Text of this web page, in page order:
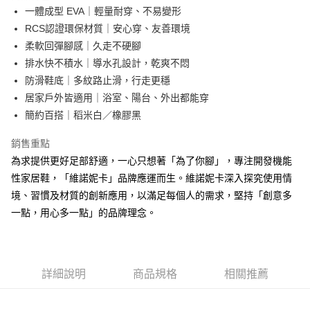
Apple Pay
街口支付
悠遊付
Google Pay
AFTEE先享後付
【關於「AFTEE先享後付」】
AFTEE先享後付是「在收到商品之後才付款」的支付方式。 讓您購物簡單
便利好安心！
１．簡單：不需註冊會員、不需綁卡、不需儲值。
２．便利：只要手機號碼，簡訊認證，即可結帳。
２．訂單成立數日內，您將收到繳費通知簡訊。
３．收到繳費通知簡訊後14天內，點擊此簡訊中的連結，可透過四大超商／
全家取貨付款
每筆NT$80，滿NT$490(含以上)免運費
一體成型 EVA｜輕量耐穿、不易變形
RCS認證環保材質｜安心穿、友善環境
柔軟回彈腳感｜久走不硬腳
排水快不積水｜導水孔設計，乾爽不悶
防滑鞋底｜多紋路止滑，行走更穩
居家戶外皆適用｜浴室、陽台、外出都能穿
簡約百搭｜稻米白／橡膠黑
銷售重點
為求提供更好足部舒適，一心只想著「為了你腳」，專注開發機能
性家居鞋，「維諾妮卡」品牌應運而生。維諾妮卡深入探究使用情
境、習慣及材質的創新應用，以滿足每個人的需求，堅持「創意多
一點，用心多一點」的品牌理念。
詳細說明 商品規格 相關推薦